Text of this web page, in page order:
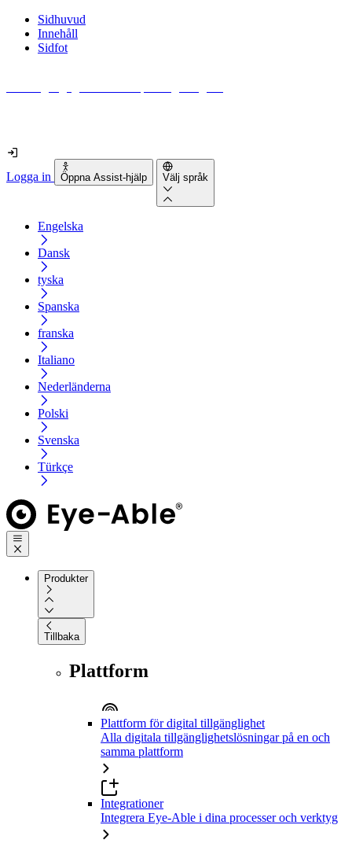
Sidhuvud
Innehåll
Sidfot
Logga in Öppna Assist-hjälp Välj språk
Engelska
Dansk
tyska
Spanska
franska
Italiano
Nederländerna
Polski
Svenska
Türkçe
Produkter
Tillbaka
Plattform
Plattform för digital tillgänglighet
Alla digitala tillgänglighetslösningar på en och
samma plattform
Integrationer
Integrera Eye-Able i dina processer och verktyg